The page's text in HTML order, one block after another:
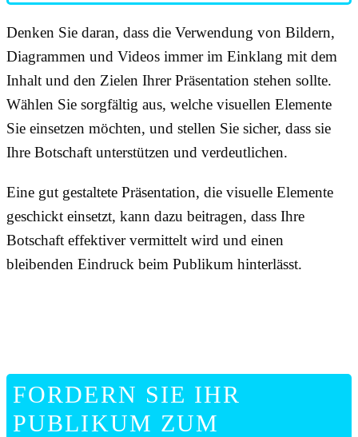
Denken Sie daran, dass die Verwendung von Bildern,
Diagrammen und Videos immer im Einklang mit dem
Inhalt und den Zielen Ihrer Präsentation stehen sollte.
Wählen Sie sorgfältig aus, welche visuellen Elemente
Sie einsetzen möchten, und stellen Sie sicher, dass sie
Ihre Botschaft unterstützen und verdeutlichen.
Eine gut gestaltete Präsentation, die visuelle Elemente
geschickt einsetzt, kann dazu beitragen, dass Ihre
Botschaft effektiver vermittelt wird und einen
bleibenden Eindruck beim Publikum hinterlässt.
FORDERN SIE IHR
PUBLIKUM ZUM